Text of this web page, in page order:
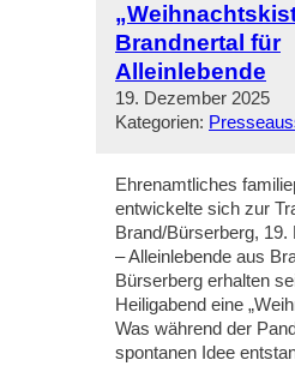
Brandnertal für
Alleinlebende
19. Dezember 2025
Kategorien:
Ehrenamtliches
entwickelte sich zur
Brand/Bürserberg,
– Alleinlebende aus
Bürserberg erhalten
Heiligabend eine
Was während der
spontanen Idee